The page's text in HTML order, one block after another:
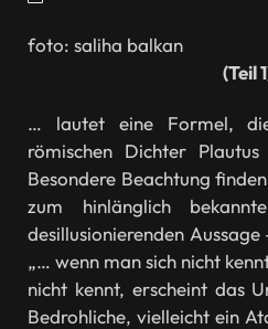
foto: saliha balkan
(Teil
… lautet eine Formel,
römischen Dichter
Besondere Beachtung
zum hinlänglich
desillusionierenden
„… wenn man sich nicht
nicht kennt, erscheint das
Bedrohliche, vielleicht ein